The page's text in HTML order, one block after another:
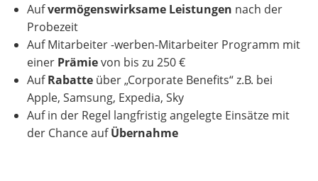
Aufvermögenswirksame Leistungen nach der
Probezeit
Auf Mitarbeiter -werben-Mitarbeiter Programm mit
einer Prämievon bis zu 250 €
AufRabatte über „Corporate Benefits“ z.B. bei
Apple, Samsung, Expedia, Sky
Auf in der Regel langfristig angelegte Einsätze mit
der Chance aufÜbernahme